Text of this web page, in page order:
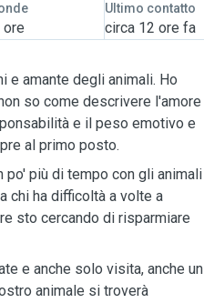
ore
Ultimo contatto
circa 12 ore fa
e amante degli animali. Ho
so come descrivere l'amore
e il peso emotivo e
al primo posto.
più di tempo con gli animali
chi ha difficoltà a volte a
sto cercando di risparmiare
e anche solo visita, anche un
animale si troverà